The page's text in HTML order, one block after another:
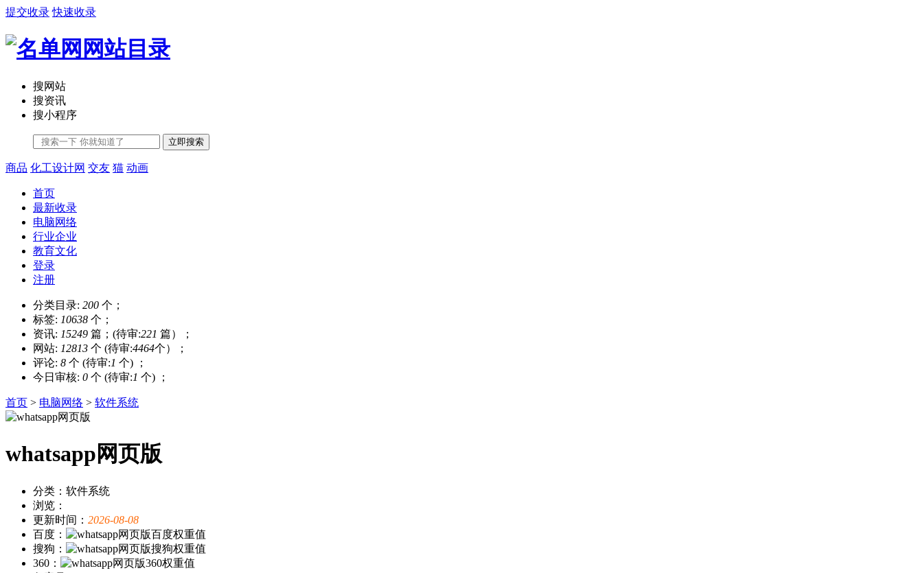
提交收录 快速收录
搜网站
搜资讯
搜小程序
立即搜索
商品 化工设计网 交友 猫 动画
首页
最新收录
电脑网络
行业企业
教育文化
登录
注册
分类目录: 200 个；
标签: 10638 个；
资讯: 15249 篇；(待审:221 篇）；
网站: 12813 个 (待审:4464个）；
评论: 8 个 (待审:1 个) ；
今日审核: 0 个 (待审:1 个) ；
首页 > 电脑网络 > 软件系统
whatsapp网页版
分类：软件系统
浏览：
更新时间： 2026-08-08
百度：
搜狗：
360：